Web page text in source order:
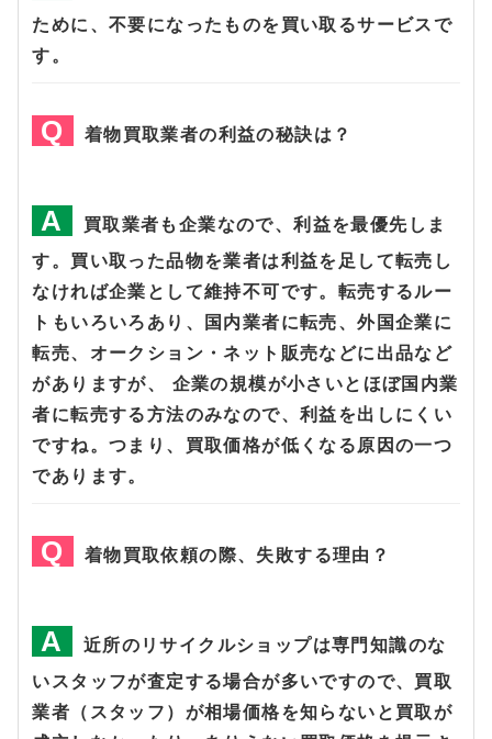
ために、不要になったものを買い取るサービスで
す。
着物買取業者の利益の秘訣は？
買取業者も企業なので、利益を最優先しま
す。買い取った品物を業者は利益を足して転売し
なければ企業として維持不可です。転売するルー
トもいろいろあり、国内業者に転売、外国企業に
転売、オークション・ネット販売などに出品など
がありますが、 企業の規模が小さいとほぼ国内業
者に転売する方法のみなので、利益を出しにくい
ですね。つまり、買取価格が低くなる原因の一つ
であります。
着物買取依頼の際、失敗する理由？
近所のリサイクルショップは専門知識のな
いスタッフが査定する場合が多いですので、買取
業者（スタッフ）が相場価格を知らないと買取が